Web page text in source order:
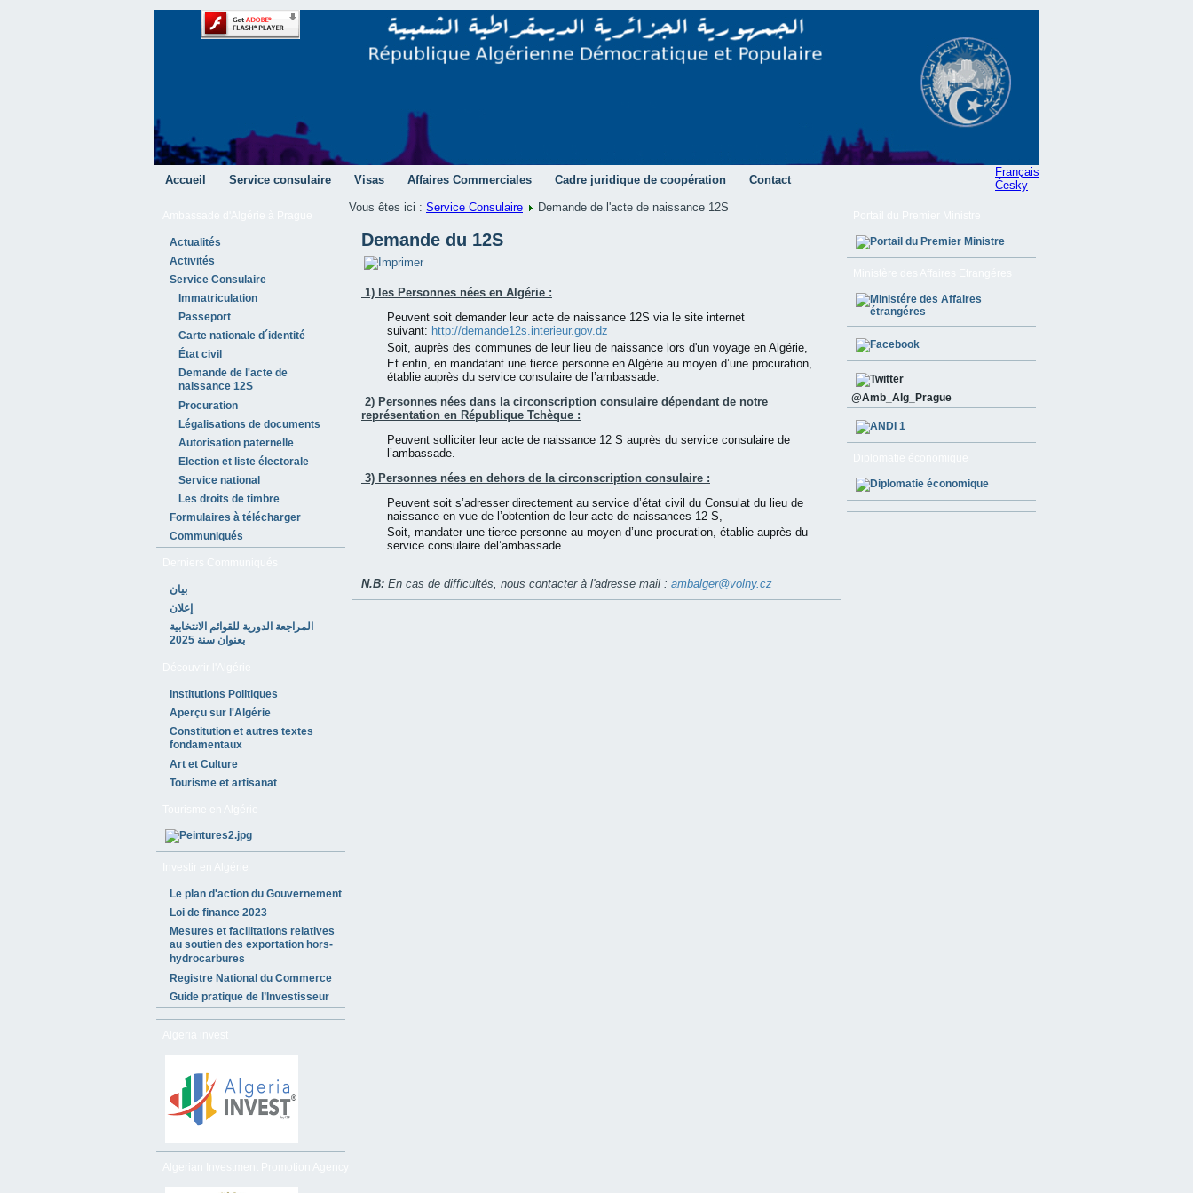
Français
Česky
Accueil Service consulaire Visas Affaires Commerciales Cadre juridique de coopération Contact
Actualités
Activités
Service Consulaire
Immatriculation
Passeport
Carte nationale d´identité
État civil
Demande de l'acte de
naissance 12S
Procuration
Légalisations de documents
Autorisation paternelle
Election et liste électorale
Service national
Les droits de timbre
Formulaires à télécharger
Communiqués
بيان
إعلان
المراجعة الدورية للقوائم الانتخابية
بعنوان سنة 2025
Institutions Politiques
Aperçu sur l'Algérie
Constitution et autres textes
fondamentaux
Art et Culture
Tourisme et artisanat
Le plan d'action du Gouvernement
Loi de finance 2023
Mesures et facilitations relatives
au soutien des exportation hors-
hydrocarbures
Registre National du Commerce
Guide pratique de l’Investisseur
Vous êtes ici : Service Consulaire Demande de l'acte de naissance 12S
Demande du 12S
1) les Personnes nées en Algérie :
Peuvent soit demander leur acte de naissance 12S via le site internet
suivant: http://demande12s.interieur.gov.dz
Soit, auprès des communes de leur lieu de naissance lors d'un voyage en Algérie,
Et enfin, en mandatant une tierce personne en Algérie au moyen d’une procuration,
établie auprès du service consulaire de l’ambassade.
2) Personnes nées dans la circonscription consulaire dépendant de notre
représentation en République Tchèque :
Peuvent solliciter leur acte de naissance 12 S auprès du service consulaire de
l’ambassade.
3) Personnes nées en dehors de la circonscription consulaire :
Peuvent soit s’adresser directement au service d’état civil du Consulat du lieu de
naissance en vue de l’obtention de leur acte de naissances 12 S,
Soit, mandater une tierce personne au moyen d’une procuration, établie auprès du
service consulaire del’ambassade.
N.B: En cas de difficultés, nous contacter à l'adresse mail : ambalger@volny.cz
@Amb_Alg_Prague